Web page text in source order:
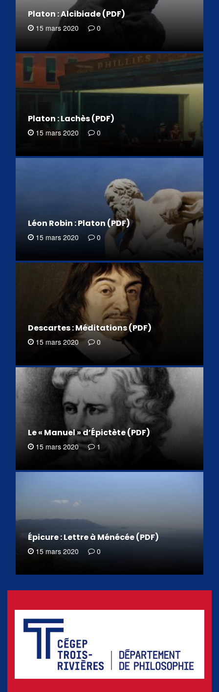
Platon : Alcibiade (PDF)
15 mars 2020 0
Platon : Lachès (PDF)
15 mars 2020 0
Léon Robin : Platon (PDF)
15 mars 2020 0
Descartes : Méditations (PDF)
15 mars 2020 0
Le « Manuel » d’Épictète (PDF)
15 mars 2020 1
Épicure : Lettre à Ménécée (PDF)
15 mars 2020 0